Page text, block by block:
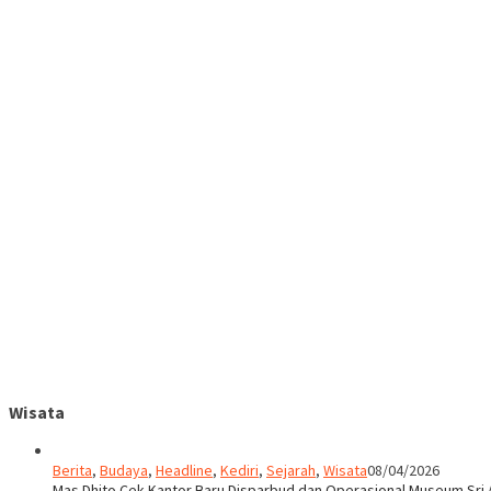
Wisata
Berita, Budaya, Headline, Kediri, Sejarah, Wisata08/04/2026